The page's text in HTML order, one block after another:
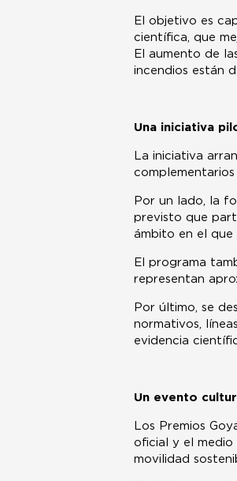
El objetivo es
científica, que
El aumento de
incendios están
Una iniciativa
La iniciativa
Por un lado, la
previsto que
ámbito en el
El programa
representan
Por último, se
normativos,
evidencia
Un evento
Los Premios
oficial y el medio
movilidad